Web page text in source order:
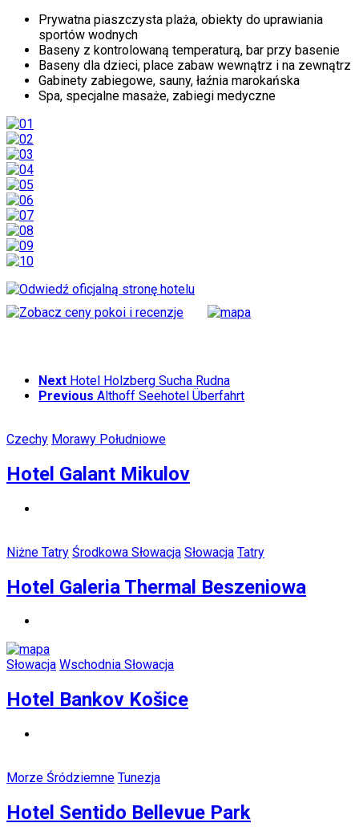
Prywatna piaszczysta plaża, obiekty do uprawiania
sportów wodnych
Baseny z kontrolowaną temperaturą, bar przy basenie
Baseny dla dzieci, place zabaw wewnątrz i na zewnątrz
Gabinety zabiegowe, sauny, łaźnia marokańska
Spa, specjalne masaże, zabiegi medyczne
Next Hotel Holzberg Sucha Rudna
Previous Althoff Seehotel Überfahrt
Czechy Morawy Południowe
Hotel Galant Mikulov
Niżne Tatry Środkowa Słowacja Słowacja Tatry
Hotel Galeria Thermal Beszeniowa
Słowacja Wschodnia Słowacja
Hotel Bankov Košice
Morze Śródziemne Tunezja
Hotel Sentido Bellevue Park